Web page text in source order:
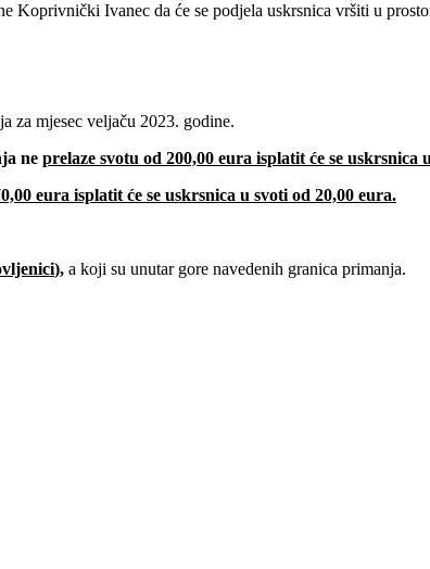
Koprivnički Ivanec da će se podjela uskrsnica vršiti u
za mjesec veljaču 2023. godine.
ne prelaze svotu od 200,00 eura isplatit će se uskrsnica
eura isplatit će se uskrsnica u svoti od 20,00 eura.
), a koji su unutar gore navedenih granica primanja.